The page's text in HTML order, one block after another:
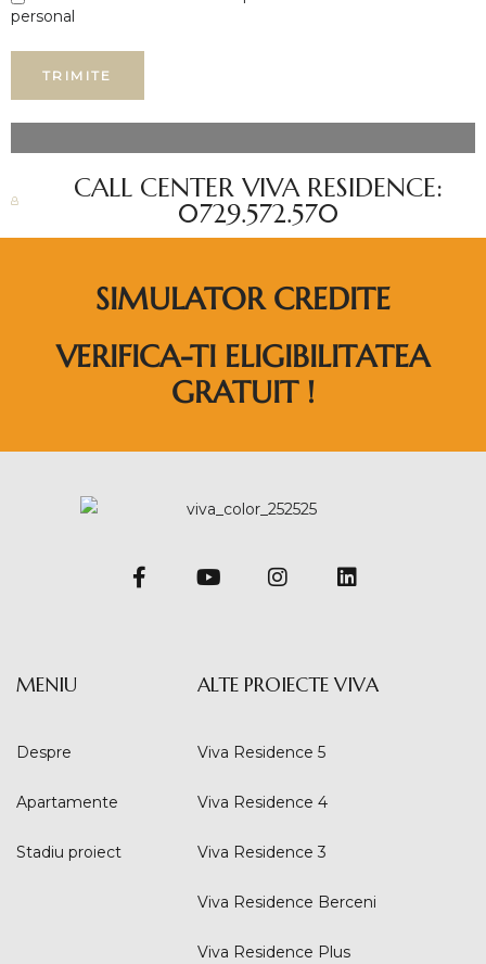
personal
CALL CENTER VIVA RESIDENCE:
0729.572.570
SIMULATOR CREDITE
VERIFICA-TI ELIGIBILITATEA
GRATUIT !
MENIU
Despre
Apartamente
Stadiu proiect
ALTE PROIECTE VIVA
Viva Residence 5
Viva Residence 4
Viva Residence 3
Viva Residence Berceni
Viva Residence Plus